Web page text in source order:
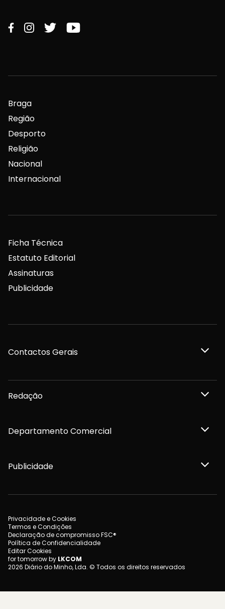
Braga
Região
Desporto
Religião
Nacional
Internacional
Ficha Técnica
Estatuto Editorial
Assinaturas
Publicidade
Contactos Gerais
Redação
Departamento Comercial
Publicidade
Privacidade e Cookies
Termos e Condições
Declaração de compromisso FSC®
Política de Confidencialidade
Editar Cookies
for tomorrow by LKCOM
2026 Diário do Minho, Lda. © Todos os direitos reservados